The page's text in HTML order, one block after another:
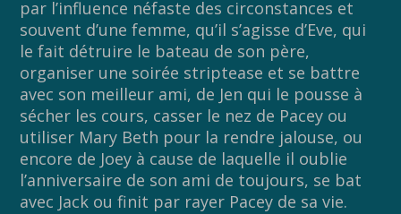
par l’influence néfaste des circonstances et
souvent d’une femme, qu’il s’agisse d’Eve, qui
le fait détruire le bateau de son père,
organiser une soirée striptease et se battre
avec son meilleur ami, de Jen qui le pousse à
sécher les cours, casser le nez de Pacey ou
utiliser Mary Beth pour la rendre jalouse, ou
encore de Joey à cause de laquelle il oublie
l’anniversaire de son ami de toujours, se bat
avec Jack ou finit par rayer Pacey de sa vie.